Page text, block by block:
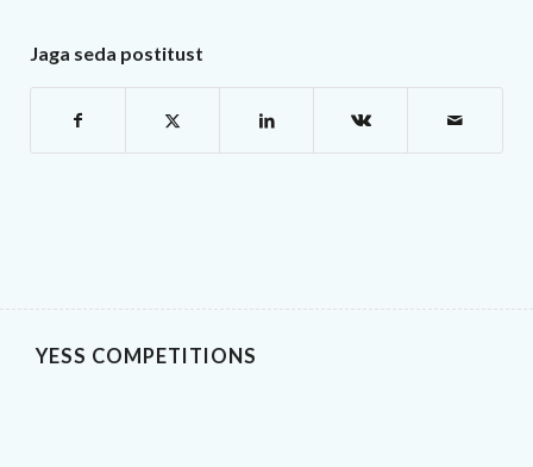
Jaga seda postitust
YESS COMPETITIONS